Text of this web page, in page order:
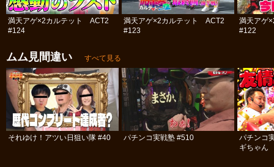
満天アゲ×2カルテット ACT2
#124
満天アゲ×2カルテット ACT2
#123
満天アゲ
#122
ムム見間違い すべて見る
それゆけ！アツい日狙い隊 #40 パチンコ実戦塾 #510
パチンコ
ギちゃん